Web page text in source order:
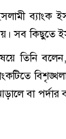
ইসলামী
সব কিছুতে
তিনি
বা